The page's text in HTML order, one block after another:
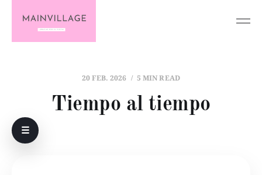
20 FEB. 2026 5 MIN READ
Tiempo al tiempo
☰